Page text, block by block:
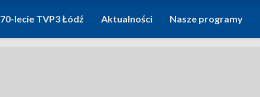
70-lecie TVP3 Łódź Aktualności Nasze programy